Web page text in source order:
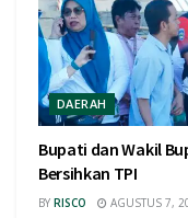
DAERAH
Bupati dan Wakil
Bersihkan TPI
BY RISCO AGUSTUS 7,